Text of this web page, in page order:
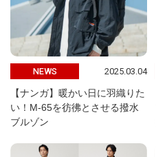
NEWS 2025.03.04
【ナンガ】暖かい日に羽織りた
い！M-65を彷彿とさせる撥水
ブルゾン